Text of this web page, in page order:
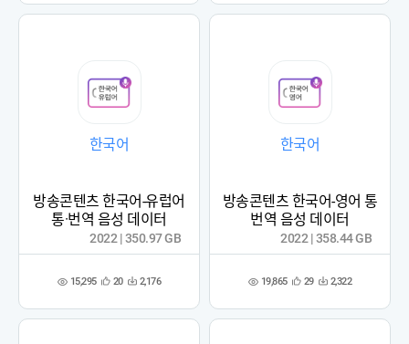
록
록
한국어
방송콘텐츠 한국어-유럽어
통·번역 음성 데이터
조 15,295 관
록
20 다 2,176
2022 | 350.97 GB
한국어
방송콘텐츠 한국어-영어 통
번역 음성 데이터
조 19,865 관
록
29 다 2,322
2022 | 358.44 GB